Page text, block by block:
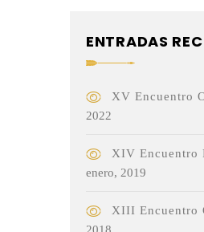
ENTRADAS
XV Encuentro
2022
XIV Encuentro
enero, 2019
XIII Encuentro